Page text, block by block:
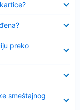
preko
smeštajnog